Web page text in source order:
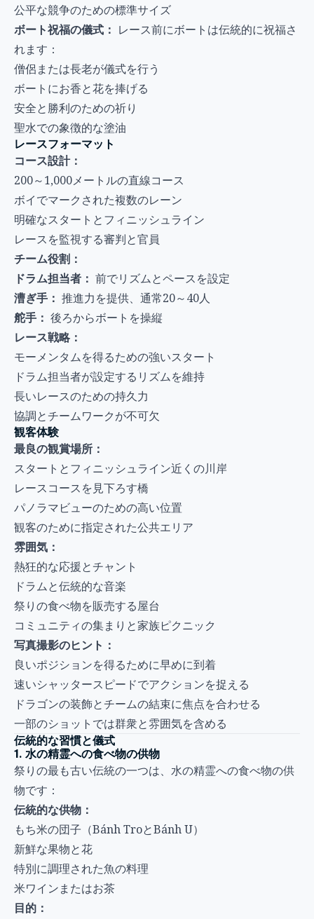
公平な競争のための標準サイズ
ボート祝福の儀式： レース前にボートは伝統的に祝福さ
れます：
僧侶または長老が儀式を行う
ボートにお香と花を捧げる
安全と勝利のための祈り
聖水での象徴的な塗油
レースフォーマット
コース設計：
200～1,000メートルの直線コース
ボイでマークされた複数のレーン
明確なスタートとフィニッシュライン
レースを監視する審判と官員
チーム役割：
ドラム担当者： 前でリズムとペースを設定
漕ぎ手： 推進力を提供、通常20～40人
舵手： 後ろからボートを操縦
レース戦略：
モーメンタムを得るための強いスタート
ドラム担当者が設定するリズムを維持
長いレースのための持久力
協調とチームワークが不可欠
観客体験
最良の観賞場所：
スタートとフィニッシュライン近くの川岸
レースコースを見下ろす橋
パノラマビューのための高い位置
観客のために指定された公共エリア
雰囲気：
熱狂的な応援とチャント
ドラムと伝統的な音楽
祭りの食べ物を販売する屋台
コミュニティの集まりと家族ピクニック
写真撮影のヒント：
良いポジションを得るために早めに到着
速いシャッタースピードでアクションを捉える
ドラゴンの装飾とチームの結束に焦点を合わせる
一部のショットでは群衆と雰囲気を含める
伝統的な習慣と儀式
1. 水の精霊への食べ物の供物
祭りの最も古い伝統の一つは、水の精霊への食べ物の供
物です：
伝統的な供物：
もち米の団子（Bánh TroとBánh U）
新鮮な果物と花
特別に調理された魚の料理
米ワインまたはお茶
目的：